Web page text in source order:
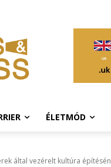
ÉLETMÓD
által vezérelt kultúra építésén